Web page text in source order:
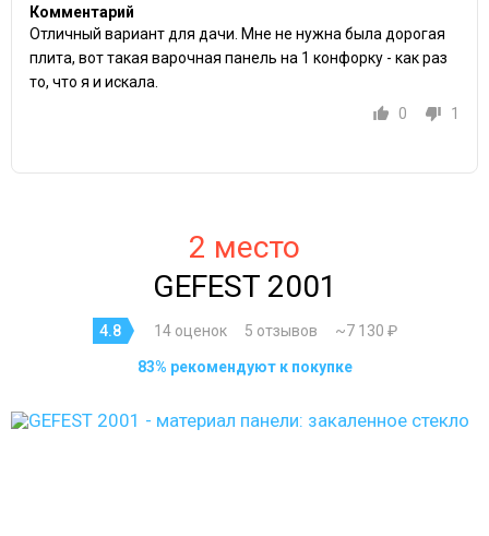
Комментарий
Отличный вариант для дачи. Мне не нужна была дорогая
плита, вот такая варочная панель на 1 конфорку - как раз
то, что я и искала.
0
1
2 место
GEFEST 2001
4.8 14 оценок 5 отзывов ~7 130 ₽
83% рекомендуют к покупке